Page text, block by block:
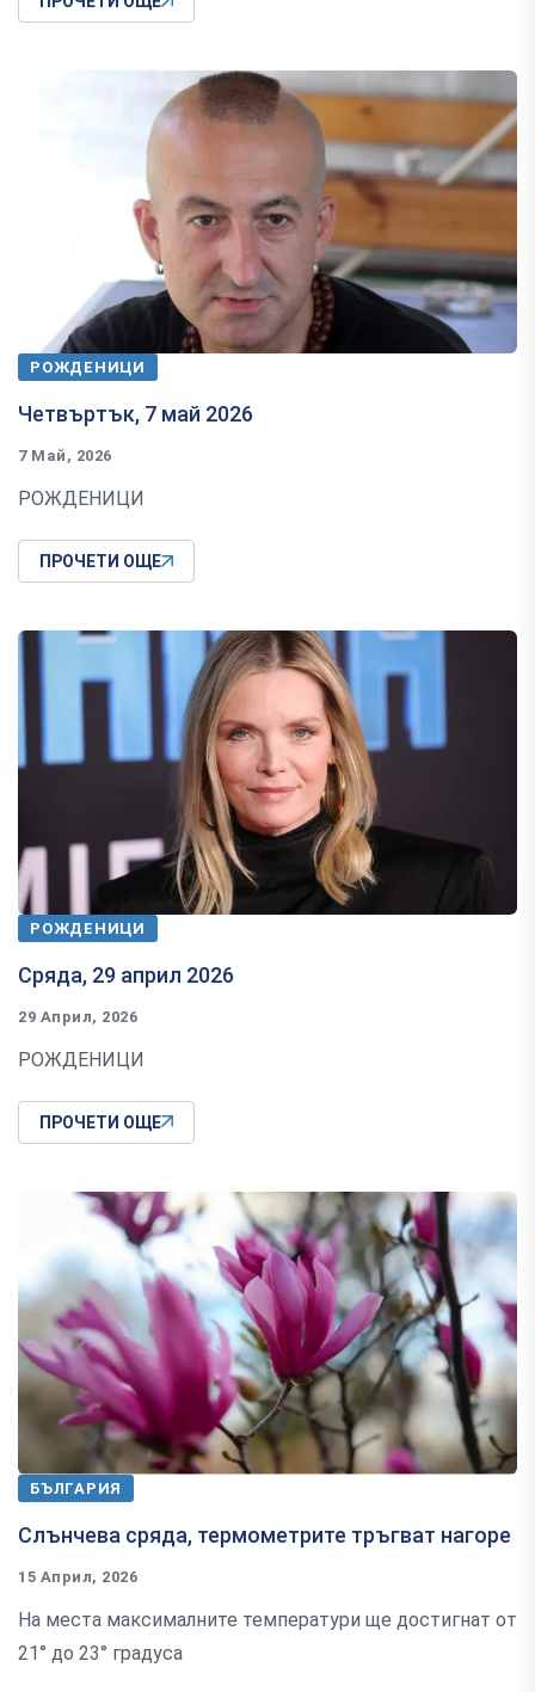
РОЖДЕНИЦИ
Четвъртък, 7 май 2026
7 Май, 2026
РОЖДЕНИЦИ
ПРОЧЕТИ ОЩЕ
РОЖДЕНИЦИ
Сряда, 29 април 2026
29 Април, 2026
РОЖДЕНИЦИ
ПРОЧЕТИ ОЩЕ
БЪЛГАРИЯ
Слънчева сряда, термометрите тръгват нагоре
15 Април, 2026
На места максималните температури ще достигнат от
21° до 23° градуса